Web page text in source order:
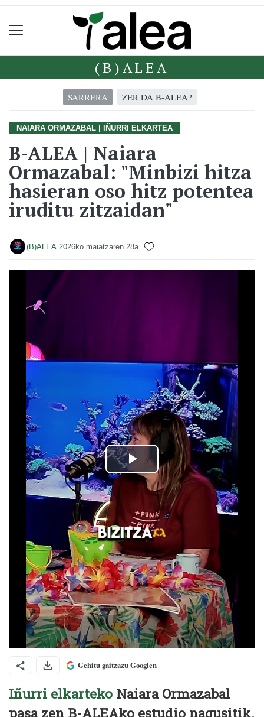
(B)ALEA
SARRERA ZER DA B-ALEA?
NAIARA ORMAZABAL | IÑURRI ELKARTEA
B-ALEA | Naiara
Ormazabal: "Minbizi hitza
hasieran oso hitz potentea
iruditu zitzaidan"
(B)ALEA 2026ko maiatzaren 28a
Gehitu gaitzazu Googlen
Iñurri elkarteko Naiara Ormazabal
pasa zen B-ALEAko estudio nagusitik.